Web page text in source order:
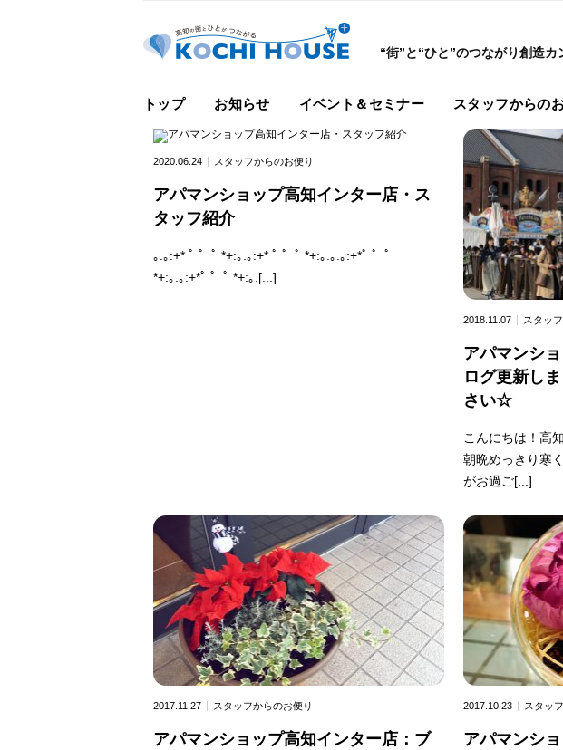
“街”と“ひと”のつながり創造カ
トップ お知らせ イベント＆セミナー スタッフからの
2020.06.24 スタッフからのお便り
アパマンショップ高知インター店・ス
タッフ紹介
｡.｡:+* ﾟ ゜ﾟ *+:｡.｡:+* ﾟ ゜ﾟ *+:｡.｡.｡:+*ﾟ ゜ﾟ
*+:｡.｡:+*ﾟ ゜ﾟ *+:｡.[...]
2018.11.07 スタッ
アパマンシ
ログ更新し
さい☆
こんにちは！高
朝晩めっきり寒
がお過ご[...]
2017.11.27 スタッフからのお便り
アパマンショップ高知インター店：ブ
2017.10.23 スタッ
アパマンシ